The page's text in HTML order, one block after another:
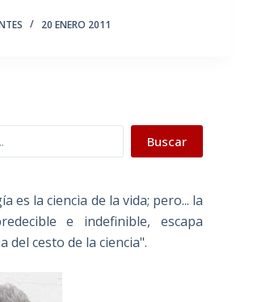
20 ENERO 2011
Buscar
es la ciencia de la vida; pero... la
e indefinible, escapa
del cesto de la ciencia".